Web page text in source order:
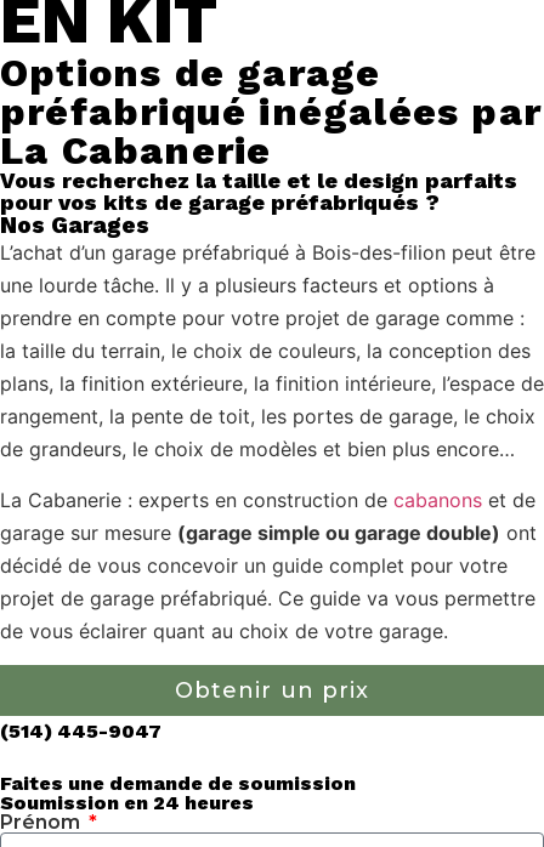
EN KIT
Options de garage
préfabriqué inégalées par
La Cabanerie
Vous recherchez la taille et le design parfaits
pour vos kits de garage préfabriqués ?
Nos Garages
L’achat d’un garage préfabriqué à Bois-des-filion peut être
une lourde tâche. Il y a plusieurs facteurs et options à
prendre en compte pour votre projet de garage comme :
la taille du terrain, le choix de couleurs, la conception des
plans, la finition extérieure, la finition intérieure, l’espace de
rangement, la pente de toit, les portes de garage, le choix
de grandeurs, le choix de modèles et bien plus encore…
La Cabanerie : experts en construction de cabanons et de
garage sur mesure (garage simple ou garage double) ont
décidé de vous concevoir un guide complet pour votre
projet de garage préfabriqué. Ce guide va vous permettre
de vous éclairer quant au choix de votre garage.
Obtenir un prix
(514) 445-9047
Faites une demande de soumission
Soumission en 24 heures
Prénom